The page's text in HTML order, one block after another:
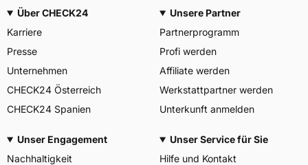
Über CHECK24
Karriere
Presse
Unternehmen
CHECK24 Österreich
CHECK24 Spanien
Unsere Partner
Partnerprogramm
Profi werden
Affiliate werden
Werkstattpartner werden
Unterkunft anmelden
Unser Engagement
Nachhaltigkeit
Unser Service für Sie
Hilfe und Kontakt